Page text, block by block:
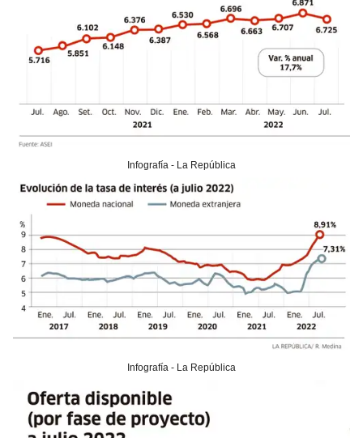
Infografía - La República
Infografía - La República